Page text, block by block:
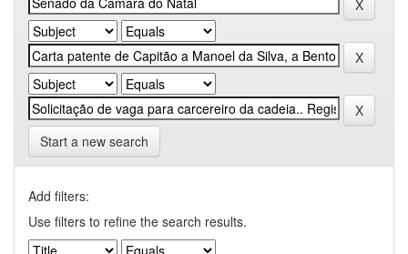
Start a new search
Add filters:
Use filters to refine the search results.